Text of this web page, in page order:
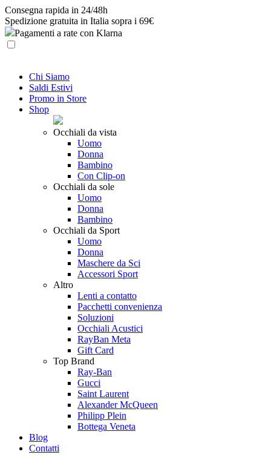
Skip
to
content
Consegna rapida in 24/48h
Spedizione gratuita in Italia sopra i 69€
Pagamenti a rate con Klarna
Chi Siamo
Saldi Estivi
Promo in Store
Shop
Occhiali da vista
Uomo
Donna
Bambino
Con Clip-on
Occhiali da sole
Uomo
Donna
Bambino
Occhiali da Sport
Uomo
Donna
Maschere da Sci
Accessori Sport
Altro
Lenti a contatto
Pacchetti convenienza
Soluzioni
Occhiali Acustici
RayBan Meta
Gift Card
Top Brand
Ray-Ban
Gucci
Saint Laurent
Alexander McQueen
Philipp Plein
Bottega Veneta
Blog
Contatti